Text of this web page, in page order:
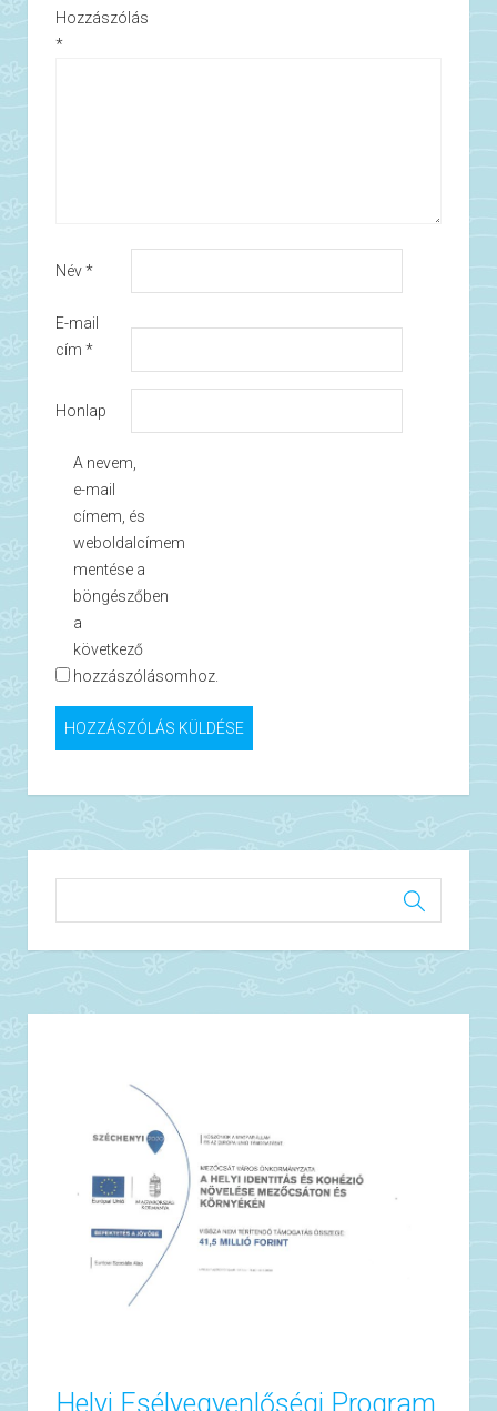
Hozzászólás
*
Név*
E-mail
cím *
Honlap
A nevem,
e-mail
címem, és
weboldalcímem
mentése a
böngészőben
a
következő
hozzászólásomhoz.
Helyi Esélyegyenlőségi Program